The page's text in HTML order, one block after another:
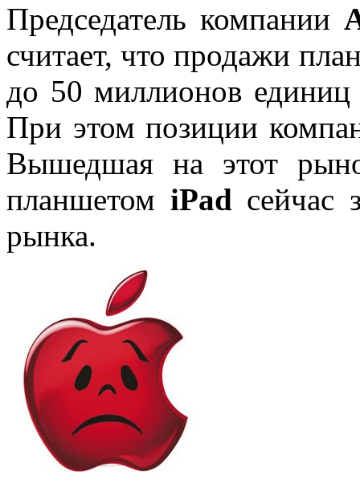
Председатель компании
считает, что продажи
до 50 миллионов единиц
При этом позиции
Вышедшая на этот
планшетом iPad сейчас
рынка.